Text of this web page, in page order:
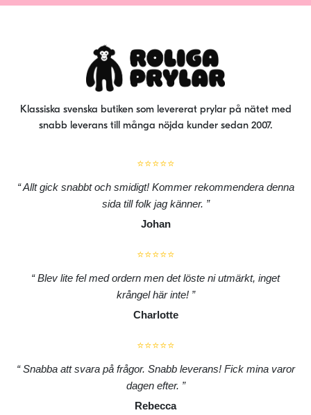
produktsidan
Klassiska svenska butiken som levererat prylar på nätet med
snabb leverans till många nöjda kunder sedan 2007.
⭐⭐⭐⭐⭐
Allt gick snabbt och smidigt! Kommer rekommendera denna
sida till folk jag känner.
Johan
⭐⭐⭐⭐⭐
Blev lite fel med ordern men det löste ni utmärkt, inget
krångel här inte!
Charlotte
⭐⭐⭐⭐⭐
Snabba att svara på frågor. Snabb leverans! Fick mina varor
dagen efter.
Rebecca